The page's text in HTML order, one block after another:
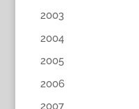
2003
2004
2005
2006
2007